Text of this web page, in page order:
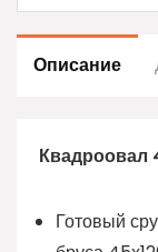
Описание
Квадроовал
Готовый